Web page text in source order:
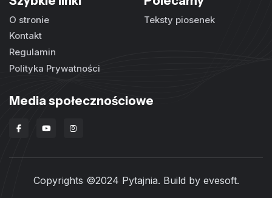
O stronie
Kontakt
Regulamin
Polityka Prywatności
Teksty piosenek
Media społecznościowe
Copyrights ©2024 Pytajnia. Build by evesoft.